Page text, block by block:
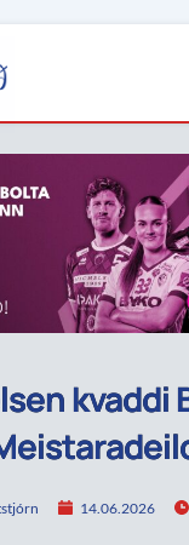
kvaddi
14.06.2026